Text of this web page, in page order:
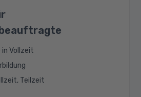
in Vollzeit
Teilzeit